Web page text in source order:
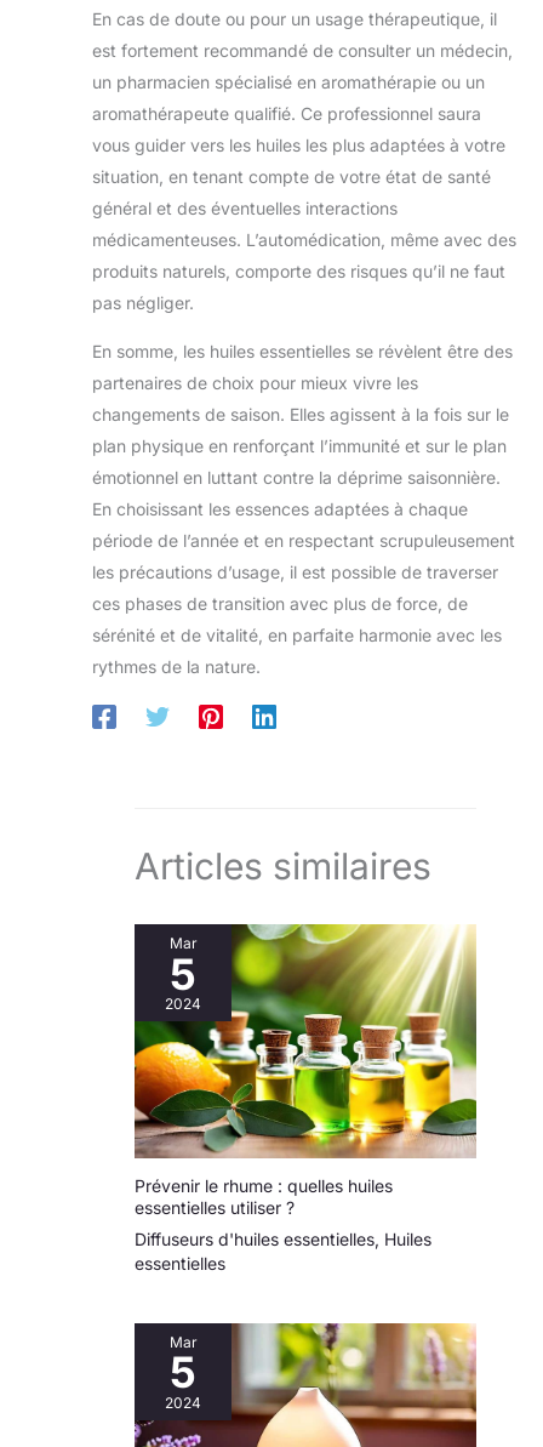
En cas de doute ou pour un usage thérapeutique, il
est fortement recommandé de consulter un médecin,
un pharmacien spécialisé en aromathérapie ou un
aromathérapeute qualifié. Ce professionnel saura
vous guider vers les huiles les plus adaptées à votre
situation, en tenant compte de votre état de santé
général et des éventuelles interactions
médicamenteuses. L’automédication, même avec des
produits naturels, comporte des risques qu’il ne faut
pas négliger.
En somme, les huiles essentielles se révèlent être des
partenaires de choix pour mieux vivre les
changements de saison. Elles agissent à la fois sur le
plan physique en renforçant l’immunité et sur le plan
émotionnel en luttant contre la déprime saisonnière.
En choisissant les essences adaptées à chaque
période de l’année et en respectant scrupuleusement
les précautions d’usage, il est possible de traverser
ces phases de transition avec plus de force, de
sérénité et de vitalité, en parfaite harmonie avec les
rythmes de la nature.
Articles similaires
Mar
5
2024
Prévenir le rhume : quelles huiles
essentielles utiliser ?
Diffuseurs d'huiles essentielles, Huiles
essentielles
Mar
5
2024